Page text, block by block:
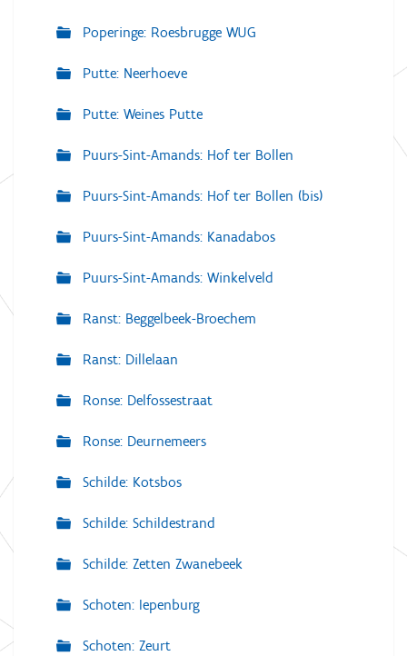
Poperinge: Roesbrugge WUG
Putte: Neerhoeve
Putte: Weines Putte
Puurs-Sint-Amands: Hof ter Bollen
Puurs-Sint-Amands: Hof ter Bollen (bis)
Puurs-Sint-Amands: Kanadabos
Puurs-Sint-Amands: Winkelveld
Ranst: Beggelbeek-Broechem
Ranst: Dillelaan
Ronse: Delfossestraat
Ronse: Deurnemeers
Schilde: Kotsbos
Schilde: Schildestrand
Schilde: Zetten Zwanebeek
Schoten: Iepenburg
Schoten: Zeurt